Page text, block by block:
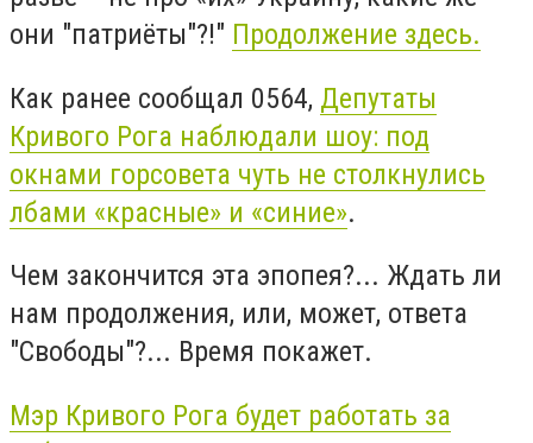
они "патриёты"?!" Продолжение здесь.
Как ранее сообщал 0564, Депутаты
Кривого Рога наблюдали шоу: под
окнами горсовета чуть не столкнулись
лбами «красные» и «синие».
Чем закончится эта эпопея?... Ждать ли
нам продолжения, или, может, ответа
"Свободы"?... Время покажет.
Мэр Кривого Рога будет работать за